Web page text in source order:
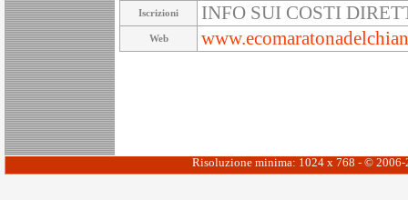
Iscrizioni INFO SUI COSTI
Web
Risoluzione minima: 1024 x 768 - ©